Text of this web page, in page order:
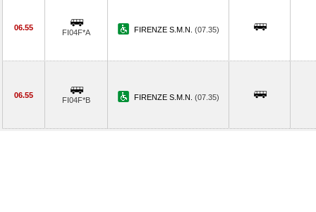
06.55
FI04F*A FIRENZE S.M.N. (07.35)
06.55
FI04F*B FIRENZE S.M.N. (07.35)